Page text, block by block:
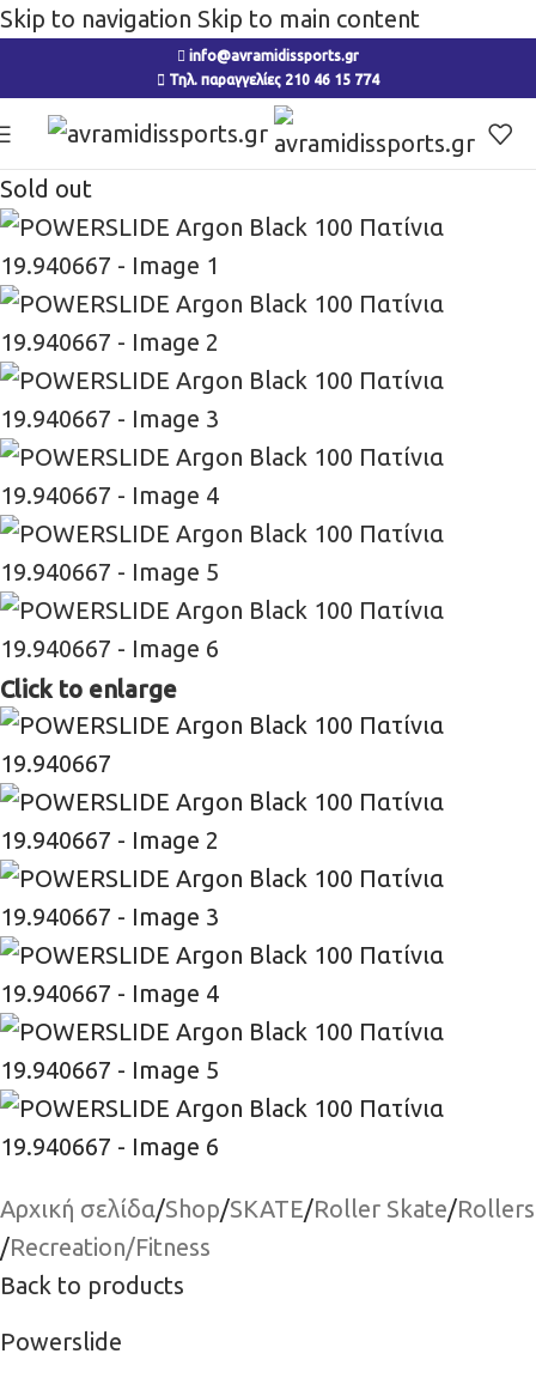
Skip to navigation Skip to main content
info@avramidissports.gr
Τηλ. παραγγελίες 210 46 15 774
Sold out
Click to enlarge
Αρχική σελίδα/Shop/SKATE/Roller Skate/Rollers
/Recreation/Fitness
Back to products
Powerslide